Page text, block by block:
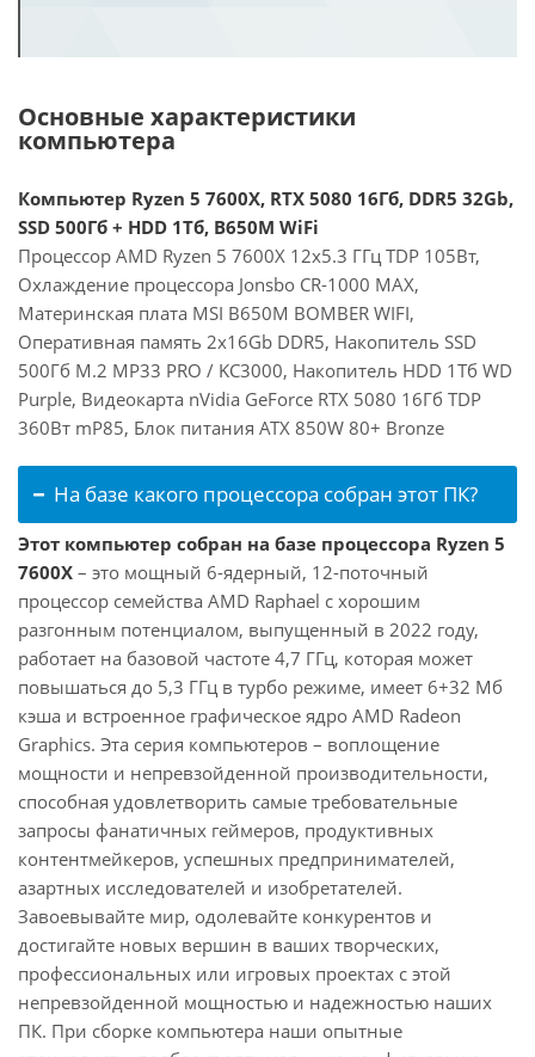
Основные характеристики
компьютера
Компьютер Ryzen 5 7600X, RTX 5080 16Гб, DDR5 32Gb,
SSD 500Гб + HDD 1Тб, B650M WiFi
Процессор AMD Ryzen 5 7600X 12x5.3 ГГц TDP 105Вт,
Охлаждение процессора Jonsbo CR-1000 MAX,
Материнская плата MSI B650M BOMBER WIFI,
Оперативная память 2x16Gb DDR5, Накопитель SSD
500Гб M.2 MP33 PRO / KC3000, Накопитель HDD 1Тб WD
Purple, Видеокарта nVidia GeForce RTX 5080 16Гб TDP
360Вт mP85, Блок питания ATX 850W 80+ Bronze
На базе какого процессора собран этот ПК?
Этот компьютер собран на базе процессора Ryzen 5
7600X – это мощный 6-ядерный, 12-поточный
процессор семейства AMD Raphael с хорошим
разгонным потенциалом, выпущенный в 2022 году,
работает на базовой частоте 4,7 ГГц, которая может
повышаться до 5,3 ГГц в турбо режиме, имеет 6+32 Мб
кэша и встроенное графическое ядро AMD Radeon
Graphics. Эта серия компьютеров – воплощение
мощности и непревзойденной производительности,
способная удовлетворить самые требовательные
запросы фанатичных геймеров, продуктивных
контентмейкеров, успешных предпринимателей,
азартных исследователей и изобретателей.
Завоевывайте мир, одолевайте конкурентов и
достигайте новых вершин в ваших творческих,
профессиональных или игровых проектах с этой
непревзойденной мощностью и надежностью наших
ПК. При сборке компьютера наши опытные